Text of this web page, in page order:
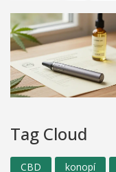
Tag Cloud
CBD konopí